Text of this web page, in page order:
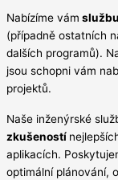
Nabízíme vám
(případně ostatních
dalších programů).
jsou schopni vám
projektů.
Naše inženýrské
zkušeností
aplikacích.
optimální plánování,